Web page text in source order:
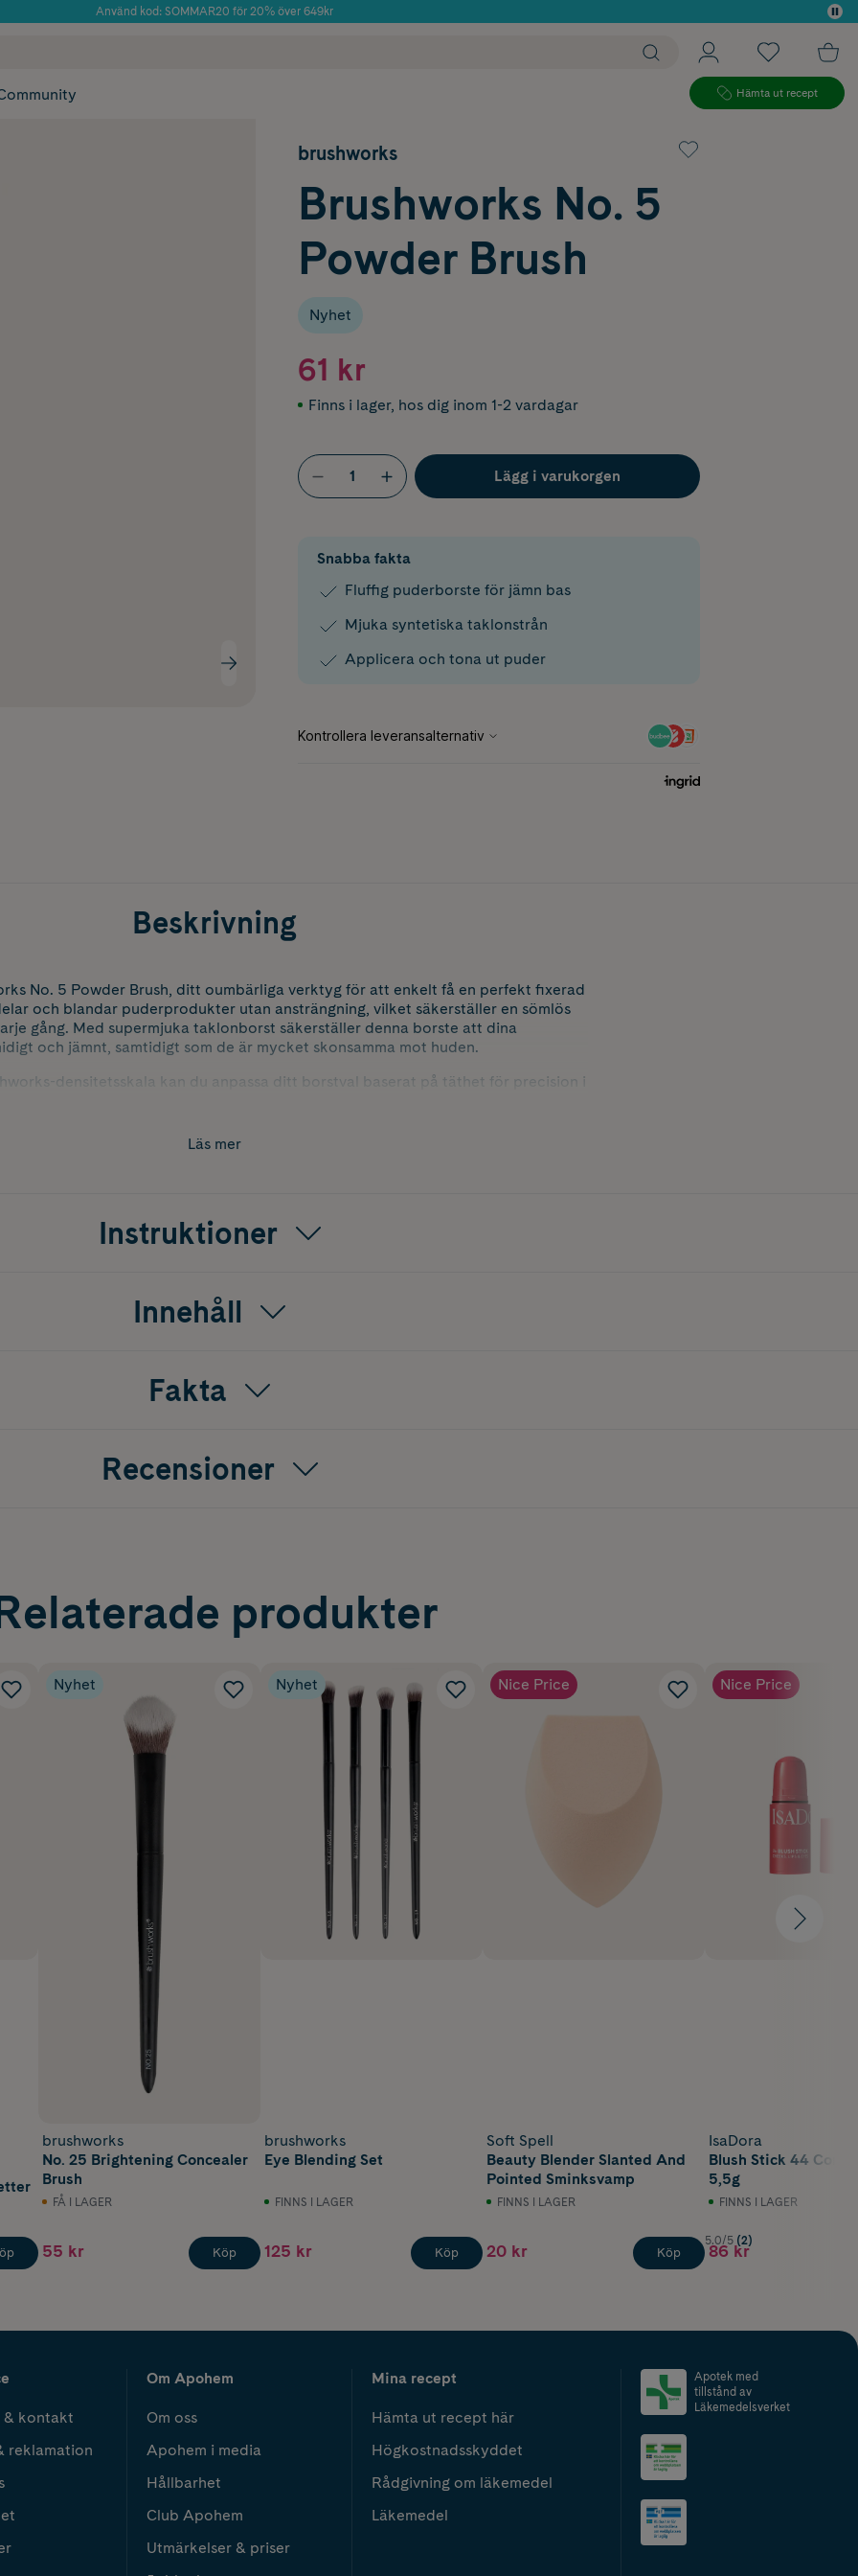
Använd kod: SOMMAR20 för 20% över 649kr
Hämta ut recept
brushworks
Brushworks No. 5
Powder Brush
Nyhet
61 kr
Finns i lager, hos dig inom 1-2 vardagar
Lägg i varukorgen
Snabba fakta
Fluffig puderborste för jämn bas
Mjuka syntetiska taklonstrån
Applicera och tona ut puder
Beskrivning
No. 5 Powder Brush, ditt oumbärliga verktyg för att enkelt få en perfekt fixerad
och blandar puderprodukter utan ansträngning, vilket säkerställer en sömlös
gång. Med supermjuka taklonborst säkerställer denna borste att dina
och jämnt, samtidigt som de är mycket skonsamma mot huden.
densitetsskala kan du anpassa ditt borstval baserat på täthet för precision i
genom att minimera användningen av engångsplast.
Läs mer
Instruktioner
Innehåll
Fakta
Recensioner
produkter
Nyhet
brushworks
No. 25 Brightening Concealer
Brush
FÅ I LAGER
55 kr Köp
Nyhet
brushworks
Eye Blending Set
FINNS I LAGER
125 kr Köp
Nice Price
Soft Spell
Beauty Blender Slanted And
Pointed Sminksvamp
FINNS I LAGER
20 kr Köp
Nice Price
IsaDora
Blush Stick 44 Coral
5,5g
FINNS I LAGER
5.0/5 (2)
86 kr
& kontakt
reklamation
Om Apohem
Om oss
Apohem i media
Hållbarhet
Club Apohem
Utmärkelser & priser
Mina recept
Hämta ut recept här
Högkostnadsskyddet
Rådgivning om läkemedel
Läkemedel
Apotek med
tillstånd av
Läkemedelsverket